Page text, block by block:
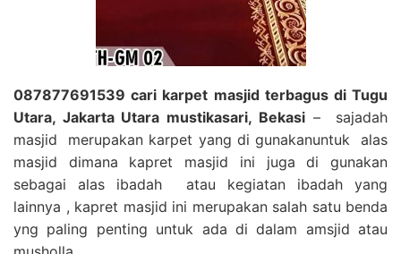
087877691539 cari karpet masjid terbagus di Tugu
Utara, Jakarta Utara mustikasari, Bekasi– sajadah
masjid merupakan karpet yang di gunakanuntuk alas
masjid dimana kapret masjid ini juga di gunakan
sebagai alas ibadah atau kegiatan ibadah yang
lainnya , kapret masjid ini merupakan salah satu benda
yng paling penting untuk ada di dalam amsjid atau